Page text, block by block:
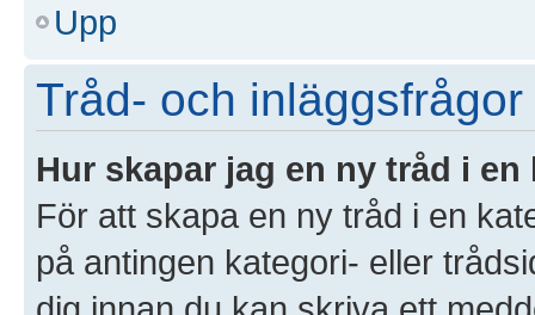
Upp
Tråd- och inläggsfrågor
Hur skapar jag en ny tråd i en
För att skapa en ny tråd i en
på antingen kategori- eller